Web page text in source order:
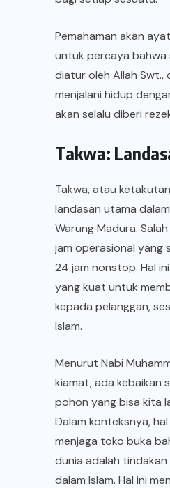
Pemahaman akan
untuk percaya bahwa
diatur oleh Allah Swt.,
menjalani hidup
akan selalu diberi
Takwa:
Takwa, atau
landasan utama
Warung Madura.
jam operasional yang
24 jam nonstop. Hal
yang kuat untuk
kepada pelanggan,
Islam.
Menurut Nabi
kiamat, ada kebaikan
pohon yang bisa kita
Dalam konteksnya,
menjaga toko buka
dunia adalah
dalam Islam. Hal ini